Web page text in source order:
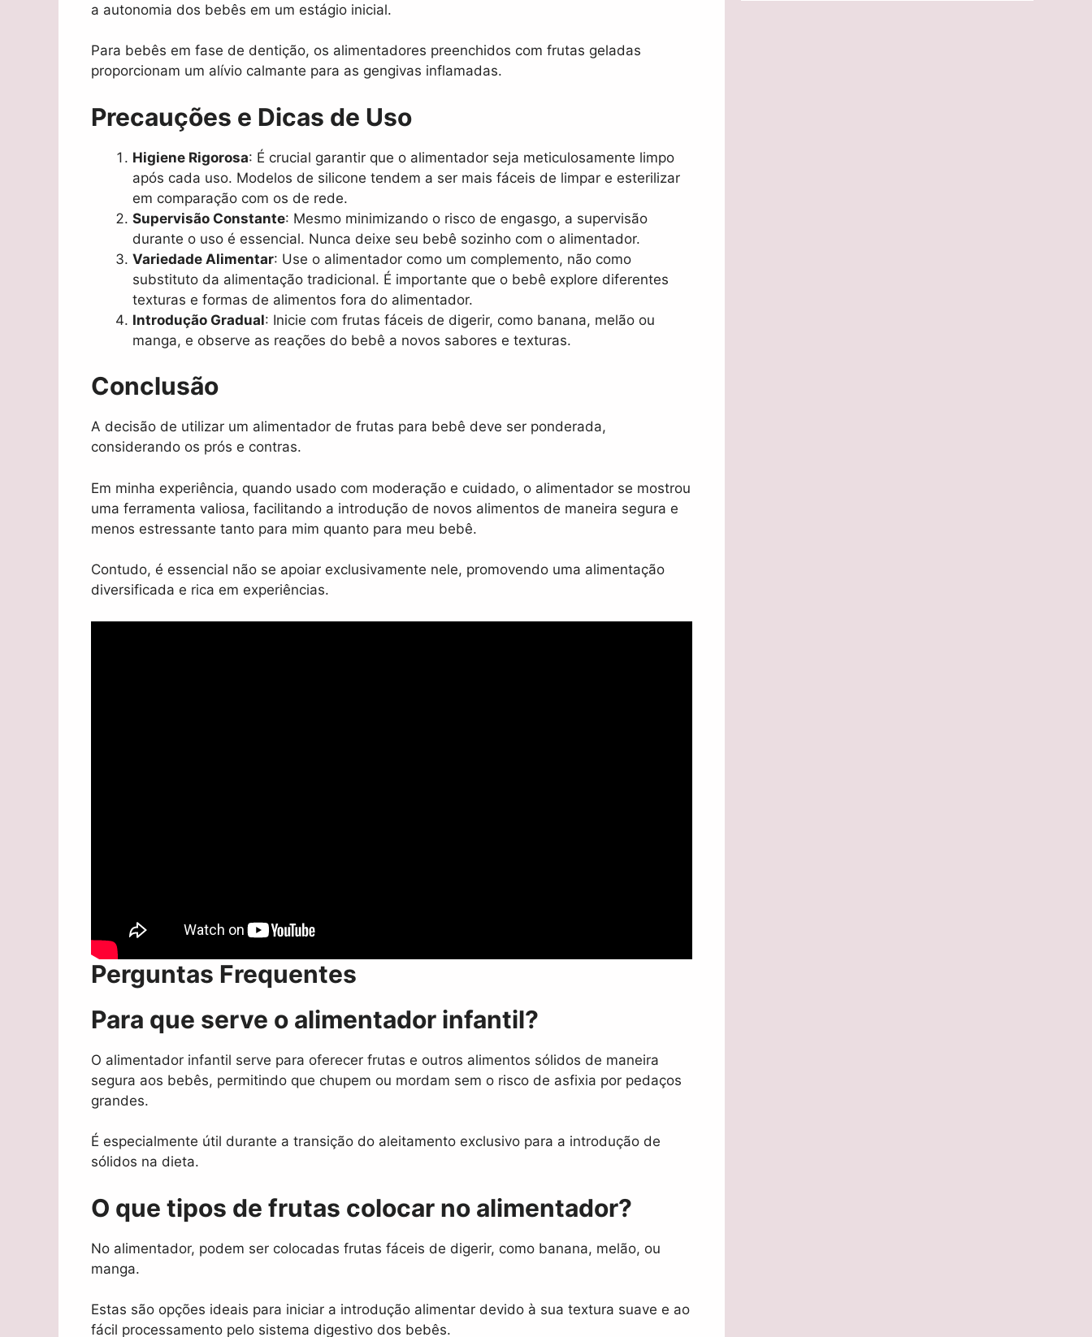
a autonomia dos bebês em um estágio inicial.
Para bebês em fase de dentição, os alimentadores preenchidos com frutas geladas
proporcionam um alívio calmante para as gengivas inflamadas.
Precauções e Dicas de Uso
Higiene Rigorosa: É crucial garantir que o alimentador seja meticulosamente limpo
após cada uso. Modelos de silicone tendem a ser mais fáceis de limpar e esterilizar
em comparação com os de rede.
Supervisão Constante: Mesmo minimizando o risco de engasgo, a supervisão
durante o uso é essencial. Nunca deixe seu bebê sozinho com o alimentador.
Variedade Alimentar: Use o alimentador como um complemento, não como
substituto da alimentação tradicional. É importante que o bebê explore diferentes
texturas e formas de alimentos fora do alimentador.
Introdução Gradual: Inicie com frutas fáceis de digerir, como banana, melão ou
manga, e observe as reações do bebê a novos sabores e texturas.
Conclusão
A decisão de utilizar um alimentador de frutas para bebê deve ser ponderada,
considerando os prós e contras.
Em minha experiência, quando usado com moderação e cuidado, o alimentador se mostrou
uma ferramenta valiosa, facilitando a introdução de novos alimentos de maneira segura e
menos estressante tanto para mim quanto para meu bebê.
Contudo, é essencial não se apoiar exclusivamente nele, promovendo uma alimentação
diversificada e rica em experiências.
Perguntas Frequentes
Para que serve o alimentador infantil?
O alimentador infantil serve para oferecer frutas e outros alimentos sólidos de maneira
segura aos bebês, permitindo que chupem ou mordam sem o risco de asfixia por pedaços
grandes.
É especialmente útil durante a transição do aleitamento exclusivo para a introdução de
sólidos na dieta.
O que tipos de frutas colocar no alimentador?
No alimentador, podem ser colocadas frutas fáceis de digerir, como banana, melão, ou
manga.
Estas são opções ideais para iniciar a introdução alimentar devido à sua textura suave e ao
fácil processamento pelo sistema digestivo dos bebês.